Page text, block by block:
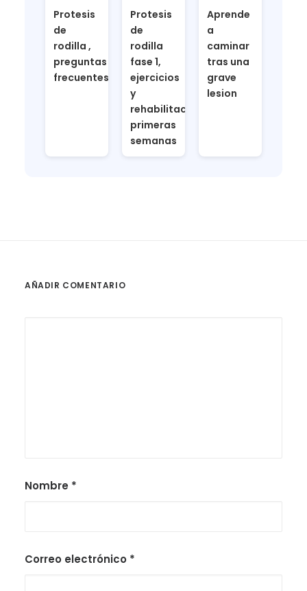
Protesis
de
rodilla ,
preguntas
frecuentes
Protesis
de
rodilla
fase 1,
ejercicios
y
rehabilitacion
primeras
semanas
Aprende
a
caminar
tras una
grave
lesion
AÑADIR COMENTARIO
Nombre *
Correo electrónico *